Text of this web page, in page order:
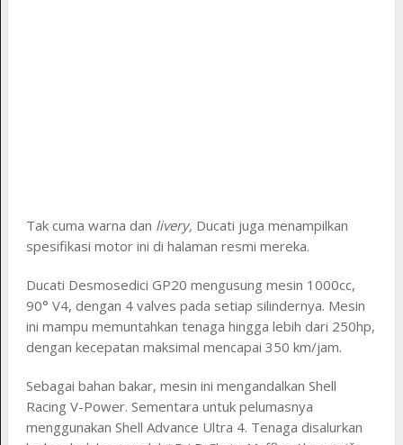
Tak cuma warna dan livery, Ducati juga menampilkan
spesifikasi motor ini di halaman resmi mereka.
Ducati Desmosedici GP20 mengusung mesin 1000cc,
90° V4, dengan 4 valves pada setiap silindernya. Mesin
ini mampu memuntahkan tenaga hingga lebih dari 250hp,
dengan kecepatan maksimal mencapai 350 km/jam.
Sebagai bahan bakar, mesin ini mengandalkan Shell
Racing V-Power. Sementara untuk pelumasnya
menggunakan Shell Advance Ultra 4. Tenaga disalurkan